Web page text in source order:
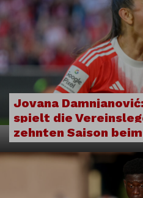
Jovana
spielt die
zehnten Saison